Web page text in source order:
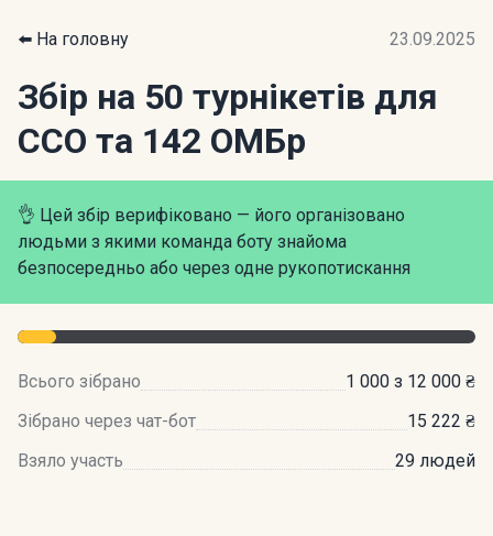
⬅️ На головну 23.09.2025
Збір на 50 турнікетів для
ССО та 142 ОМБр
👌 Цей збір верифіковано — його організовано
людьми з якими команда боту знайома
безпосередньо або через одне рукопотискання
Всього зібрано
1 000 з 12 000 ₴
Зібрано через чат-бот
15 222 ₴
Взяло участь
29 людей